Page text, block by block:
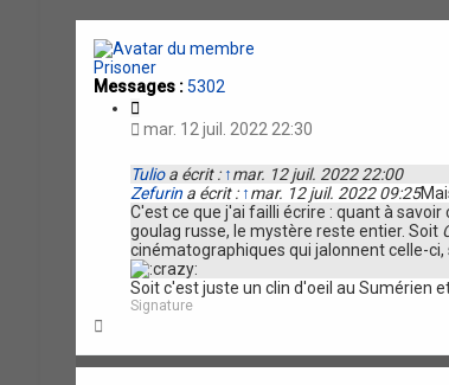
r
c
h
r
h
a
c
é
e
Prisoner
Messages : 5302
C
i
t
t
i
o
n
mar. 12 juil. 2022 22:30
Tulioa écrit : ↑mar. 12 juil. 2022 22:00
Zefurina écrit : ↑mar. 12 juil. 2022 09:25
C'est ce que j'ai failli écrire : quant à
goulag russe, le mystère reste entier. Soit
cinématographiques qui jalonnent celle-
Soit c'est juste un clin d'oeil au Sumérien
Signature
H
u